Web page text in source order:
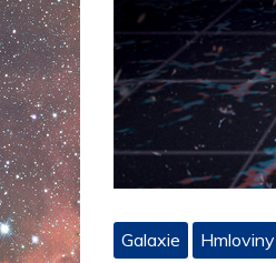
Galaxie Hmloviny